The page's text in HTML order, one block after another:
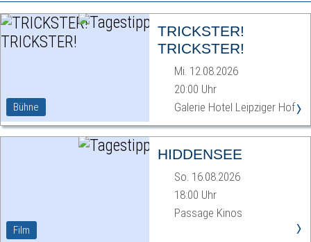
Bühne
TRICKSTER!
TRICKSTER!
Mi. 12.08.2026
20:00 Uhr
Galerie Hotel Leipziger Hof›
Film
HIDDENSEE
So. 16.08.2026
18:00 Uhr
Passage Kinos
›